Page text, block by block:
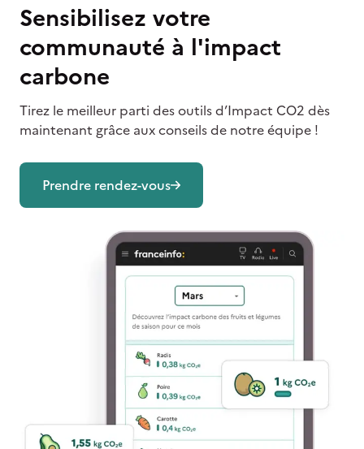
Sensibilisez votre
communauté à l'impact
carbone
Tirez le meilleur parti des outils d’Impact CO2 dès
maintenant grâce aux conseils de notre équipe !
Prendre rendez-vous